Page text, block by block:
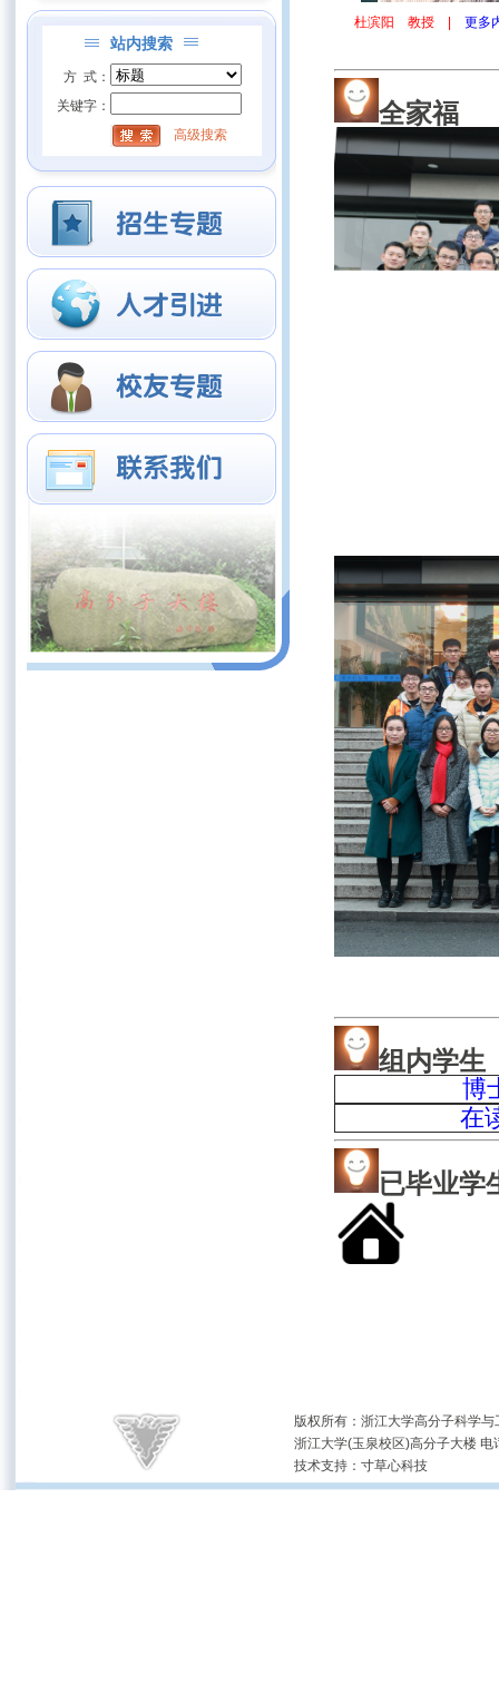
站内搜索
方 式：
关键字：
高级搜索
杜滨阳 教授 | 更多
全家福
组内学生
博
在
已毕业学
版权所有：浙江大学高分子科
浙江大学(玉泉校区)高分子大楼
技术支持： 寸草心科技